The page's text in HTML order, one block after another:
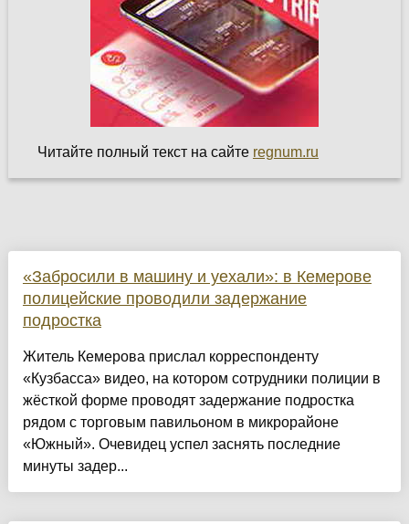
Читайте полный текст на сайте regnum.ru
«Забросили в машину и уехали»: в Кемерове
полицейские проводили задержание
подростка
Житель Кемерова прислал корреспонденту
«Кузбасса» видео, на котором сотрудники полиции в
жёсткой форме проводят задержание подростка
рядом с торговым павильоном в микрорайоне
«Южный». Очевидец успел заснять последние
минуты задер...